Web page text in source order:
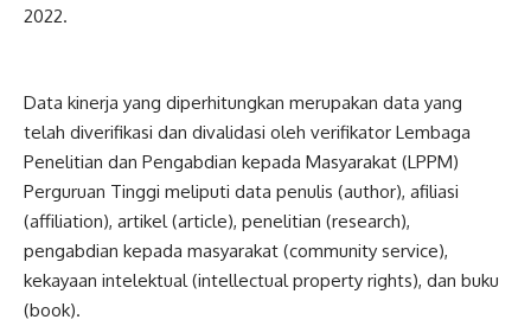
2022.
Data kinerja yang diperhitungkan merupakan data yang
telah diverifikasi dan divalidasi oleh verifikator Lembaga
Penelitian dan Pengabdian kepada Masyarakat (LPPM)
Perguruan Tinggi meliputi data penulis (author), afiliasi
(affiliation), artikel (article), penelitian (research),
pengabdian kepada masyarakat (community service),
kekayaan intelektual (intellectual property rights), dan buku
(book).